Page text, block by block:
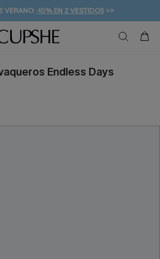
VERANO:-10% EN 2 VESTIDOS>>
& GANAR -10% EXTRA!
A PARTIR DE 49 € >>
Endless Days